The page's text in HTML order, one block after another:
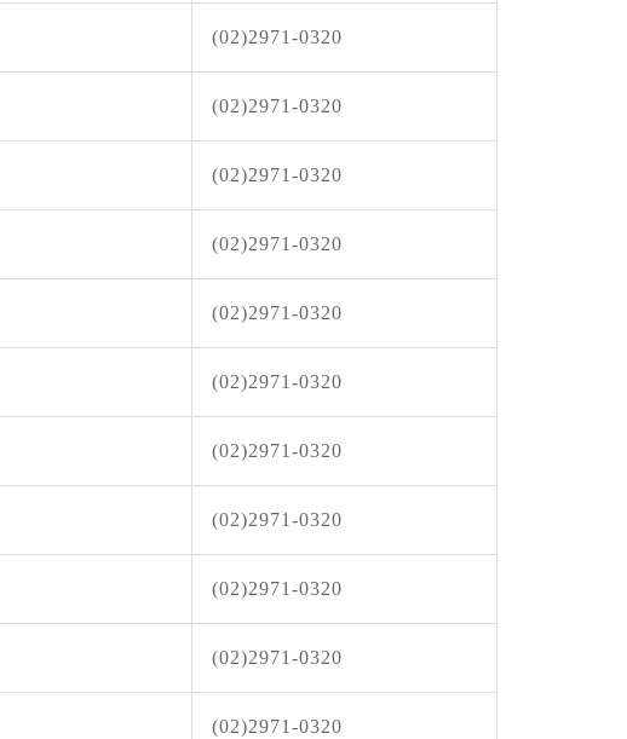
臺北市、新北市、桃園市、新竹市、新竹縣、屏東縣、宜
蘭縣、臺東縣(含蘭嶼、綠島)、連江縣局部地區有平均風
2026-08-09, 00:00│農業部林業及自然保育署
白海豚颱風休園 預計開始日期：2026年08月09日 預計恢
復日期：2026年08月10日
國家森林遊樂區
2026-08-09, 00:00│農業部林業及自然保育署
2026-08-03, 10:01│台灣自來水公司
辦理龍潭給水廠高壓電氣設備檢驗 等三合一工程
為辦理三重區五谷王南街等巷弄汰換管線工程，施工停水
2026-08-03, 11:18│台灣自來水公司
為辦理三重區五谷王南街等巷弄汰換管線工程，施工停水
(02)2971-0320
(02)2971-0320
(02)2971-0320
(02)2971-0320
(02)2971-0320
(02)2971-0320
(02)2971-0320
(02)2971-0320
(02)2971-0320
(02)2971-0320
(02)2971-0320